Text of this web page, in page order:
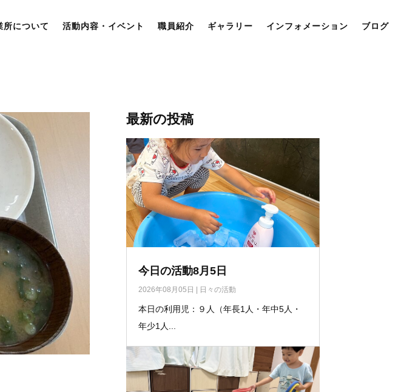
所について 活動内容・イベント 職員紹介 ギャラリー インフォメーション ブログ
最新の投稿
今日の活動8月5日
2026年08月05日 日々の活動
本日の利用児：９人（年長1人・年中5人・
年少1人...